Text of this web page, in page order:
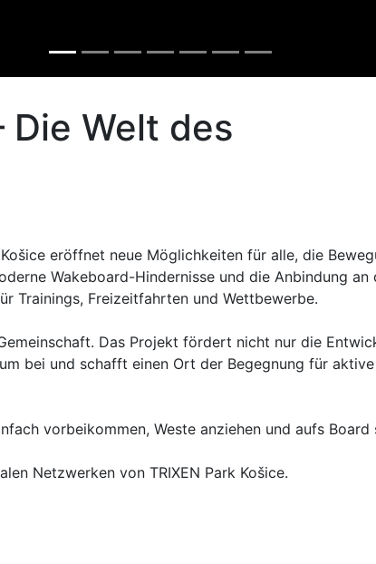
Die Welt des
eröffnet neue Möglichkeiten für alle, die
Wakeboard-Hindernisse und die Anbindung an
Trainings, Freizeitfahrten und Wettbewerbe.
Das Projekt fördert nicht nur die
bei und schafft einen Ort der Begegnung für aktive
vorbeikommen, Weste anziehen und aufs Board
Netzwerken von TRIXEN Park Košice.